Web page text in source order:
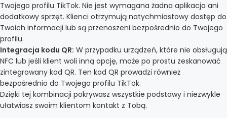
Twojego profilu TikTok. Nie jest wymagana żadna aplikacja ani
dodatkowy sprzęt. Klienci otrzymują natychmiastowy dostęp do
Twoich informacji lub są przenoszeni bezpośrednio do Twojego
profilu.
Integracja kodu QR: W przypadku urządzeń, które nie obsługują
NFC lub jeśli klient woli inną opcję, może po prostu zeskanować
zintegrowany kod QR. Ten kod QR prowadzi również
bezpośrednio do Twojego profilu TikTok.
Dzięki tej kombinacji pokrywasz wszystkie podstawy i niezwykle
ułatwiasz swoim klientom kontakt z Tobą.